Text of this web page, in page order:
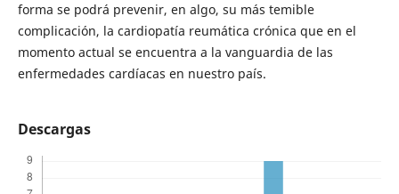
forma se podrá prevenir, en algo, su más temible
complicación, la cardiopatía reumática crónica que en el
momento actual se encuentra a la vanguardia de las
enfermedades cardíacas en nuestro país.
Descargas